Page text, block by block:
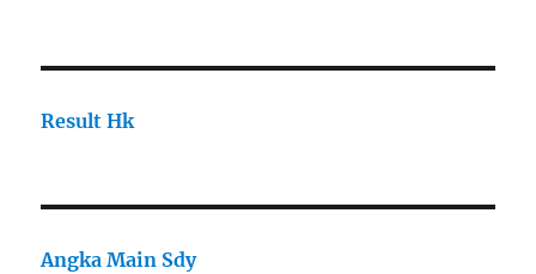
Result Hk
Angka Main Sdy